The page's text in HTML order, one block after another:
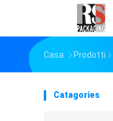
Casa Prodotti
Catagories